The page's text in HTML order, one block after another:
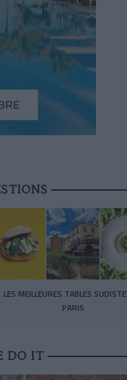
LES MEILLEURES TABLES
PARIS
DO IT